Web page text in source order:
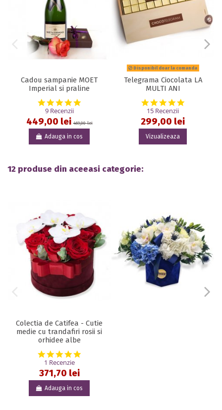
Cadou sampanie MOET
Imperial si praline
5.0 star rating
9 Recenzii
449,00 lei469,00 lei
Adauga in cos
Disponibil doar la comanda
Telegrama Ciocolata LA
MULTI ANI
5.0 star
15 Recenzii
299,00 lei
Vizualizeaza
12 produse din aceeasi categorie:
Colectia de Catifea - Cutie
medie cu trandafiri rosii si
orhidee albe
5.0 star rating
1 Recenzie
371,70 lei
Adauga in cos